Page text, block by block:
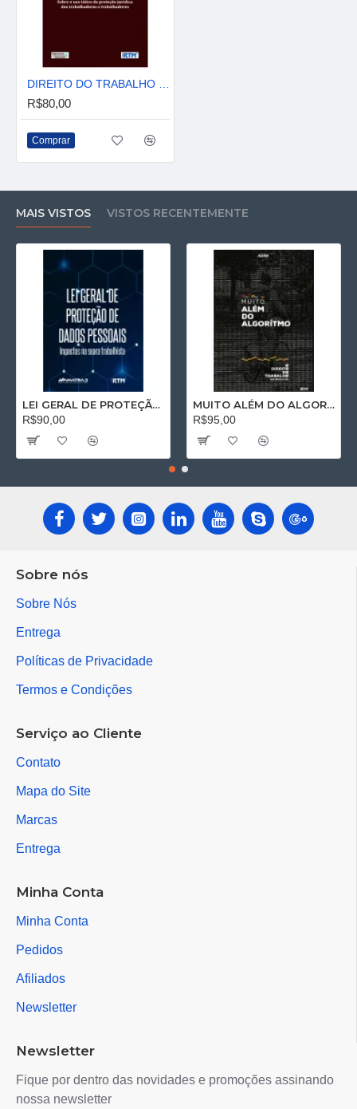
R$80,00
Comprar
MAIS VISTOS VISTOS RECENTEMENTE
LEI GERAL DE PROTEÇÃO DE DADOS PESSOAIS: Impactos na seara trabalhista
R$90,00
MUITO ALÉM DO ALGORÍTMO: O Direito do Trabalho no Séc. XXI
R$95,00
Sobre nós
Sobre Nós
Entrega
Políticas de Privacidade
Termos e Condições
Serviço ao Cliente
Contato
Mapa do Site
Marcas
Entrega
Minha Conta
Minha Conta
Pedidos
Afiliados
Newsletter
Newsletter
Fique por dentro das novidades e promoções assinando
nossa newsletter